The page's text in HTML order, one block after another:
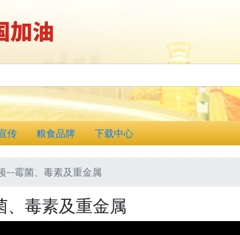
传 粮食品牌 下载中心
--霉菌、毒素及重金属
毒素及重金属